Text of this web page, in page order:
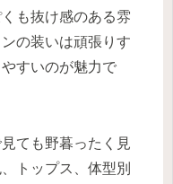
も抜け感のある雰
の装いは頑張りす
すいのが魅力で
ても野暮ったく見
トップス、体型別